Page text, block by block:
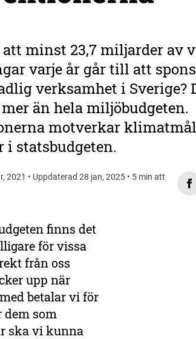
minst 23,7 miljarder av
varje år går till att
verksamhet i Sverige?
än hela miljöbudgeten.
motverkar
i statsbudgeten.
2021 • Uppdaterad 28 jan, 2025 • 5 min att
finns det
för vissa
från oss
upp när
betalar vi för
som
ska vi kunna